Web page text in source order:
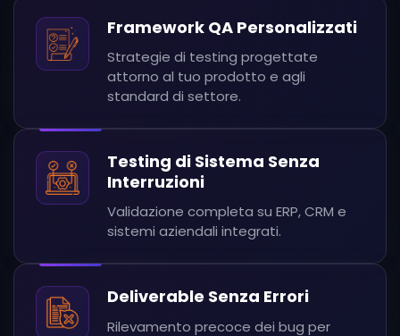
Framework QA Personalizzati
Strategie di testing progettate
attorno al tuo prodotto e agli
standard di settore.
Testing di Sistema Senza
Interruzioni
Validazione completa su ERP, CRM e
sistemi aziendali integrati.
Deliverable Senza Errori
Rilevamento precoce dei bug per